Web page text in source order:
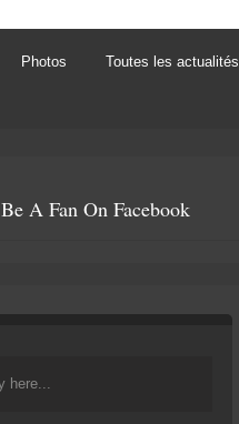
Photos
Toutes les actualités
Be A Fan On Facebook